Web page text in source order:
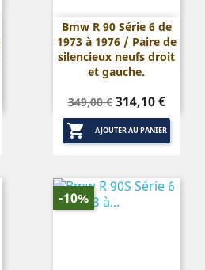
Bmw R 90 Série 6 de
1973 à 1976 / Paire de
silencieux neufs droit
et gauche.
Prix
de
base
349,00 € Prix
314,10 €
 AJOUTER AU PANIER
-10%